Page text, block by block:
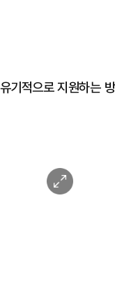
기적으로 지원하는 방
이
미